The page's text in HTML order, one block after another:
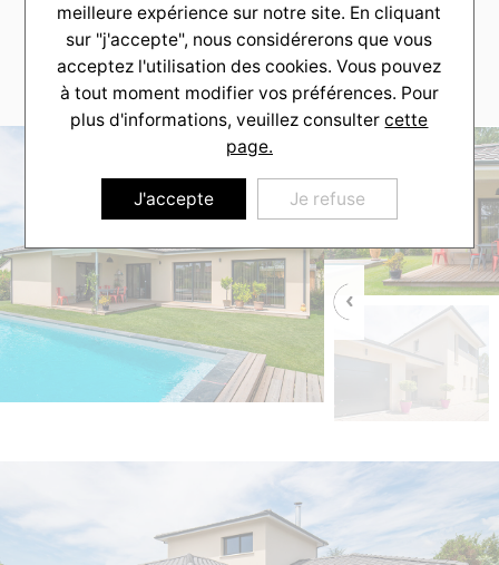
C’est à Mérignac qu’a abouti ce charmant projet
familial, profitant ainsi de la douceur du climat
bordelais grâce.
meilleure expérience sur notre site. En cliquant
sur "j'accepte", nous considérerons que vous
acceptez l'utilisation des cookies. Vous pouvez
à tout moment modifier vos préférences. Pour
plus d'informations, veuillez consultercette
page.
J'accepte Je refuse